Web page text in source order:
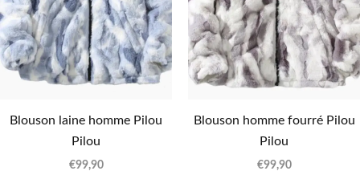
Blouson laine homme Pilou
Pilou
€99,90
Blouson homme fourré Pilou
Pilou
€99,90